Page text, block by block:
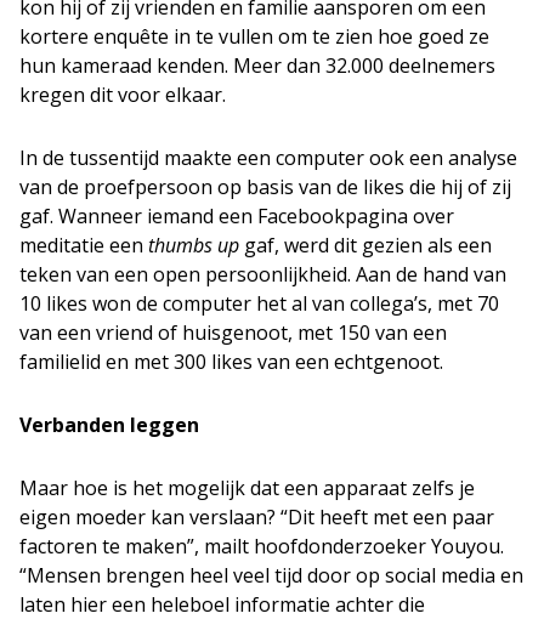
kon hij of zij vrienden en familie aansporen om een
kortere enquête in te vullen om te zien hoe goed ze
hun kameraad kenden. Meer dan 32.000 deelnemers
kregen dit voor elkaar.
In de tussentijd maakte een computer ook een analyse
van de proefpersoon op basis van de likes die hij of zij
gaf. Wanneer iemand een Facebookpagina over
meditatie een thumbs up gaf, werd dit gezien als een
teken van een open persoonlijkheid. Aan de hand van
10 likes won de computer het al van collega’s, met 70
van een vriend of huisgenoot, met 150 van een
familielid en met 300 likes van een echtgenoot.
Verbanden leggen
Maar hoe is het mogelijk dat een apparaat zelfs je
eigen moeder kan verslaan? “Dit heeft met een paar
factoren te maken”, mailt hoofdonderzoeker Youyou.
“Mensen brengen heel veel tijd door op social media en
laten hier een heleboel informatie achter die